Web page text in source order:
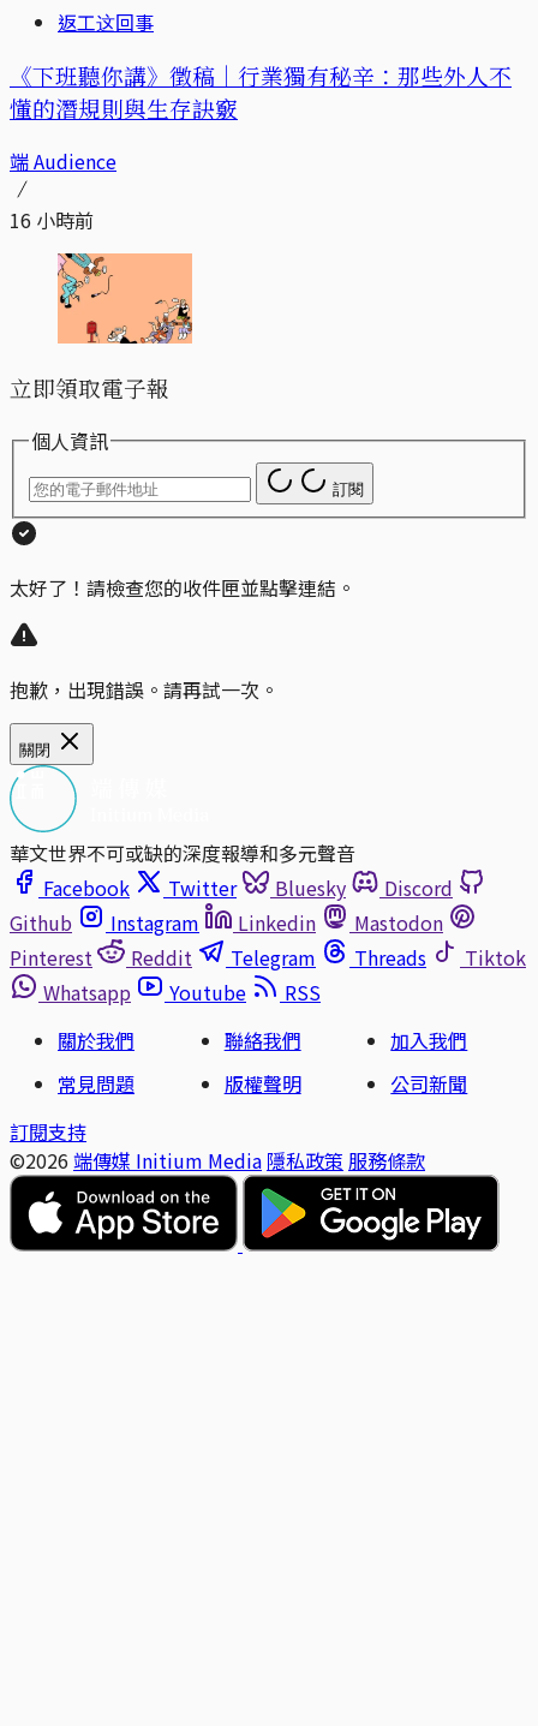
返工这回事
《下班聽你講》徵稿｜行業獨有秘辛：那些外人不
懂的潛規則與生存訣竅
端 Audience
16 小時前
立即領取電子報
個人資訊
訂閱
太好了！請檢查您的收件匣並點擊連結。
抱歉，出現錯誤。請再試一次。
關閉
華文世界不可或缺的深度報導和多元聲音
Facebook
Twitter Bluesky
Discord
Github
Instagram Linkedin
Mastodon
Pinterest
Reddit Telegram Threads
Tiktok
Whatsapp
Youtube
RSS
關於我們
聯絡我們
加入我們
常見問題
版權聲明
公司新聞
訂閱支持
©2026 端傳媒 Initium Media 隱私政策 服務條款